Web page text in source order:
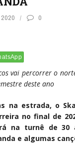
0
vai percorrer o
deste ano
na estrada, o
no final de
na turnê de 30
e algumas